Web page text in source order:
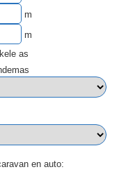
m
m
as
en auto: